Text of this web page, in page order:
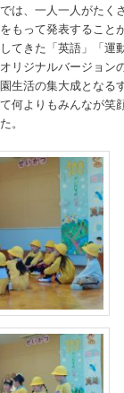
は、一人一人がたく
もって発表すること
てきた「英語」「運
リジナルバージョン
生活の集大成となる
何よりもみんなが笑
。